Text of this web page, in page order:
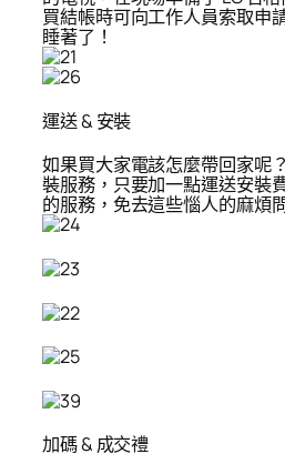
買結帳時可向工作人員索取申
睡著了！
運送 & 安裝
如果買大家電該怎麼帶回家呢
裝服務，只要加一點運送安裝
的服務，免去這些惱人的麻煩
加碼 & 成交禮